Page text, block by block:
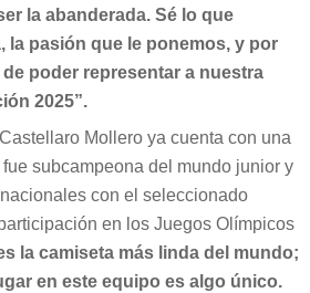
la abanderada. Sé lo que
la pasión que le ponemos, y por
poder representar a nuestra
2025”.
Mollero ya cuenta con una
subcampeona del mundo junior y
con el seleccionado
en los Juegos Olímpicos
la camiseta más linda del mundo;
en este equipo es algo único.